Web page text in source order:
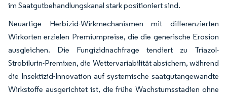
im Saatgutbehandlungskanal stark positioniert sind.
Neuartige Herbizid-Wirkmechanismen mit differenzierten
Wirkorten erzielen Premiumpreise, die die generische Erosion
ausgleichen. Die Fungizidnachfrage tendiert zu Triazol-
Strobilurin-Premixen, die Wettervariabilität absichern, während
die Insektizid-Innovation auf systemische saatgutangewandte
Wirkstoffe ausgerichtet ist, die frühe Wachstumsstadien ohne